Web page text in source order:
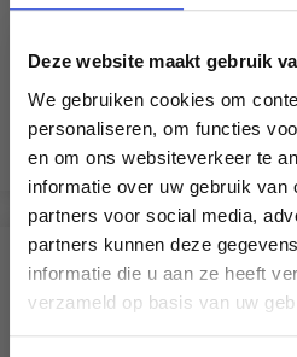
Deze website maakt gebruik
We gebruiken cookies om
personaliseren, om functies
en om ons websiteverkeer te
informatie over uw gebruik van
partners voor social media,
partners kunnen deze
informatie die u aan ze heeft
verzameld op basis van uw
DROPS BASIC CROCHETS EN
EUR 1.70
Ajouter au panier
Voir toutes les options
D'AUTRES ONT ÉGALEMENT
Économisez
Soyez le premier à